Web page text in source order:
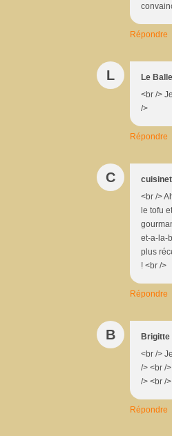
Répondre
L
Le
<br />
/>
Répondre
C
<br />
le tofu
et-a-la-
plus
! <br />
Répondre
B
Brigitte
<br />
/> <br /
/> <br /
Répondre